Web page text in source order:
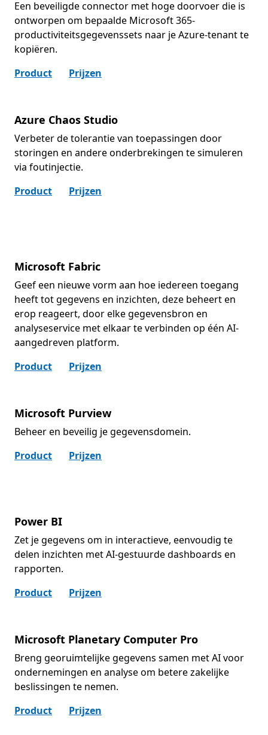
Een beveiligde connector met hoge doorvoer die is
ontworpen om bepaalde Microsoft 365-
productiviteitsgegevenssets naar je Azure-tenant te
kopiëren.
Product
Prijzen
Azure Chaos Studio
Verbeter de tolerantie van toepassingen door
storingen en andere onderbrekingen te simuleren
via foutinjectie.
Product
Prijzen
Microsoft Fabric
Geef een nieuwe vorm aan hoe iedereen toegang
heeft tot gegevens en inzichten, deze beheert en
erop reageert, door elke gegevensbron en
analyseservice met elkaar te verbinden op één AI-
aangedreven platform.
Product
Prijzen
Microsoft Purview
Beheer en beveilig je gegevensdomein.
Product
Prijzen
Power BI
Zet je gegevens om in interactieve, eenvoudig te
delen inzichten met AI-gestuurde dashboards en
rapporten.
Product
Prijzen
Microsoft Planetary Computer Pro
Breng georuimtelijke gegevens samen met AI voor
ondernemingen en analyse om betere zakelijke
beslissingen te nemen.
Product
Prijzen